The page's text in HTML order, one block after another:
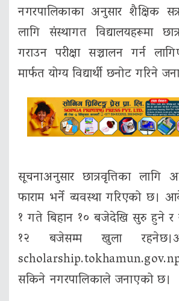
नगरपालिकाका अनुसार शैक्षिक
लागि संस्थागत विद्यालयहरूमा
गराउन परीक्षा सञ्चालन गर्न
मार्फत योग्य विद्यार्थी छनोट गरिने
सूचनाअनुसार छात्रवृत्तिका
फाराम भर्ने व्यवस्था गरिएको छ।
१ गते बिहान १० बजेदेखि सुरु हुने
१२ बजेसम्म खुला
सकिने नगरपालिकाले जनाएको छ।